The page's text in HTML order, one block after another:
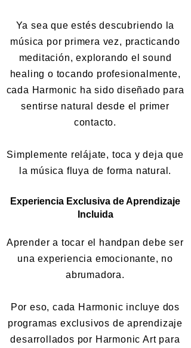
Ya sea que estés descubriendo la
música por primera vez, practicando
meditación, explorando el sound
healing o tocando profesionalmente,
cada Harmonic ha sido diseñado para
sentirse natural desde el primer
contacto.
Simplemente relájate, toca y deja que
la música fluya de forma natural.
Experiencia Exclusiva de Aprendizaje
Incluida
Aprender a tocar el handpan debe ser
una experiencia emocionante, no
abrumadora.
Por eso, cada Harmonic incluye dos
programas exclusivos de aprendizaje
desarrollados por Harmonic Art para